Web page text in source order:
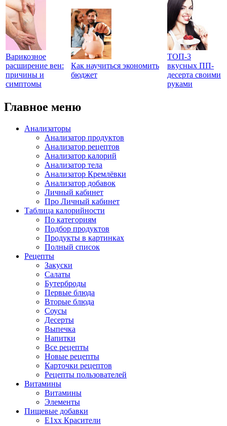
Варикозное
расширение вен:
причины и
симптомы
Как научиться экономить
бюджет
ТОП-3
вкусных ПП-
десерта своими
руками
Главное меню
Анализаторы
Анализатор продуктов
Анализатор рецептов
Анализатор калорий
Анализатор тела
Анализатор Кремлёвки
Анализатор добавок
Личный кабинет
Про Личный кабинет
Таблица калорийности
По категориям
Подбор продуктов
Продукты в картинках
Полный список
Рецепты
Закуски
Салаты
Бутерброды
Первые блюда
Вторые блюда
Соусы
Десерты
Выпечка
Напитки
Все рецепты
Новые рецепты
Карточки рецептов
Рецепты пользователей
Витамины
Витамины
Элементы
Пищевые добавки
E1xx Красители